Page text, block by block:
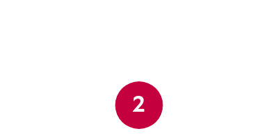
2